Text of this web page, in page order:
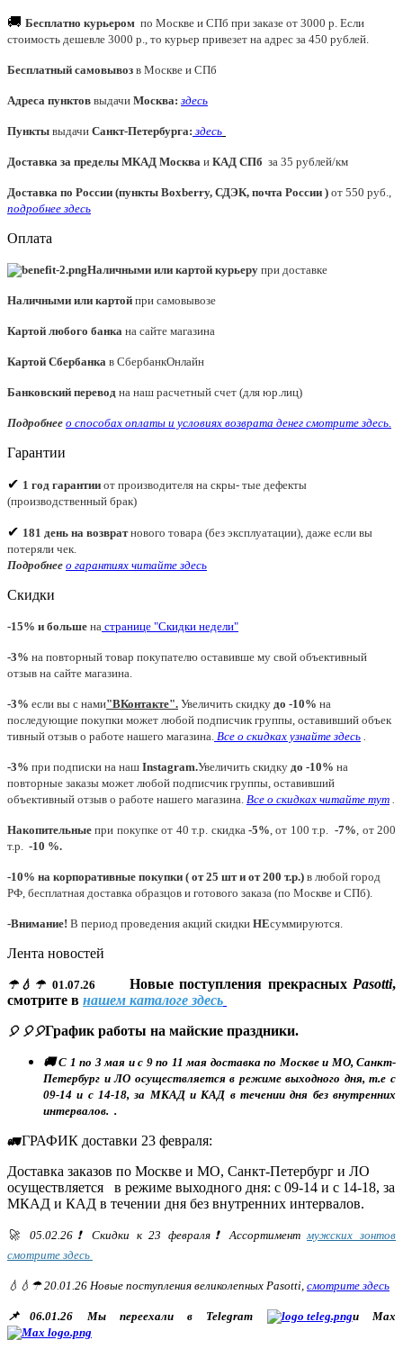
🚚 Бесплатно курьером по Москве и СПб при заказе от 3000 р. Если
стоимость дешевле 3000 р., то курьер привезет на адрес за 450 рублей.
Бесплатный самовывоз в Москве и СПб
Адреса пунктов выдачи Москва: здесь
Пункты выдачи Санкт-Петербурга: здесь
Доставка за пределы МКАД Москва и КАД СПб за 35 рублей/км
Доставка по России (пункты Boxberry, СДЭК, почта России ) от 550 руб.,
подробнее здесь
Оплата
Наличными или картой курьеру при доставке
Наличными или картой при самовывозе
Картой любого банка на сайте магазина
Картой Сбербанка в СбербанкОнлайн
Банковский перевод на наш расчетный счет (для юр.лиц)
Подробнее о способах оплаты и условиях возврата денег смотрите здесь.
Гарантии
✔ 1 год гарантии от производителя на скры- тые дефекты
(производственный брак)
✔ 181 день на возвратнового товара (без эксплуатации), даже если вы
потеряли чек.
Подробнее о гарантиях читайте здесь
Скидки
-15% и больше на странице "Скидки недели"
-3% на повторный товар покупателю оставивше му свой объективный
отзыв на сайте магазина.
-3% если вы с нами"ВКонтакте". Увеличить скидку до -10% на
последующие покупки может любой подписчик группы, оставивший объек
тивный отзыв о работе нашего магазина. Все о скидках узнайте здесь
-3% при подписки на наш Instagram.Увеличить скидку до -10% на
повторные заказы может любой подписчик группы, оставивший
объективный отзыв о работе нашего магазина. Все о скидках читайте тут
Накопительные при покупке от 40 т.р. скидка -5% , от 100 т.р.-7% , от 200
т.р. -10 %.
-10% на корпоративные покупки ( от 25 шт и от 200 т.р.) в любой город
РФ, бесплатная доставка образцов и готового заказа (по Москве и СПб).
-Внимание! В период проведения акций скидки НЕсуммируются.
Лента новостей
☂💧☂ 01.07.26 Новые поступления прекрасных Pasotti,
смотрите в нашем каталоге здесь
🎈 🎈🎈График работы на майские праздники.
🚚 С 1 по 3 мая и с 9 по 11 мая доставка по Москве и МО, Санкт-
Петербург и ЛО осуществляется в режиме выходного дня, т.е с
09-14 и с 14-18, за МКАД и КАД в течении дня без внутренних
интервалов. .
🚛ГРАФИК доставки 23 февраля:
Доставка заказов по Москве и МО, Санкт-Петербург и ЛО
осуществляется в режиме выходного дня: с 09-14 и с 14-18, за
МКАД и КАД в течении дня без внутренних интервалов.
🚀 05.02.26❗ Скидки к 23 февраля❗ Ассортимент мужских зонтов
смотрите здесь
💧💧☂ 20.01.26 Новые поступления великолепных Pasotti, смотрите здесь
📌06.01.26 Мы переехали в Telegram и Max